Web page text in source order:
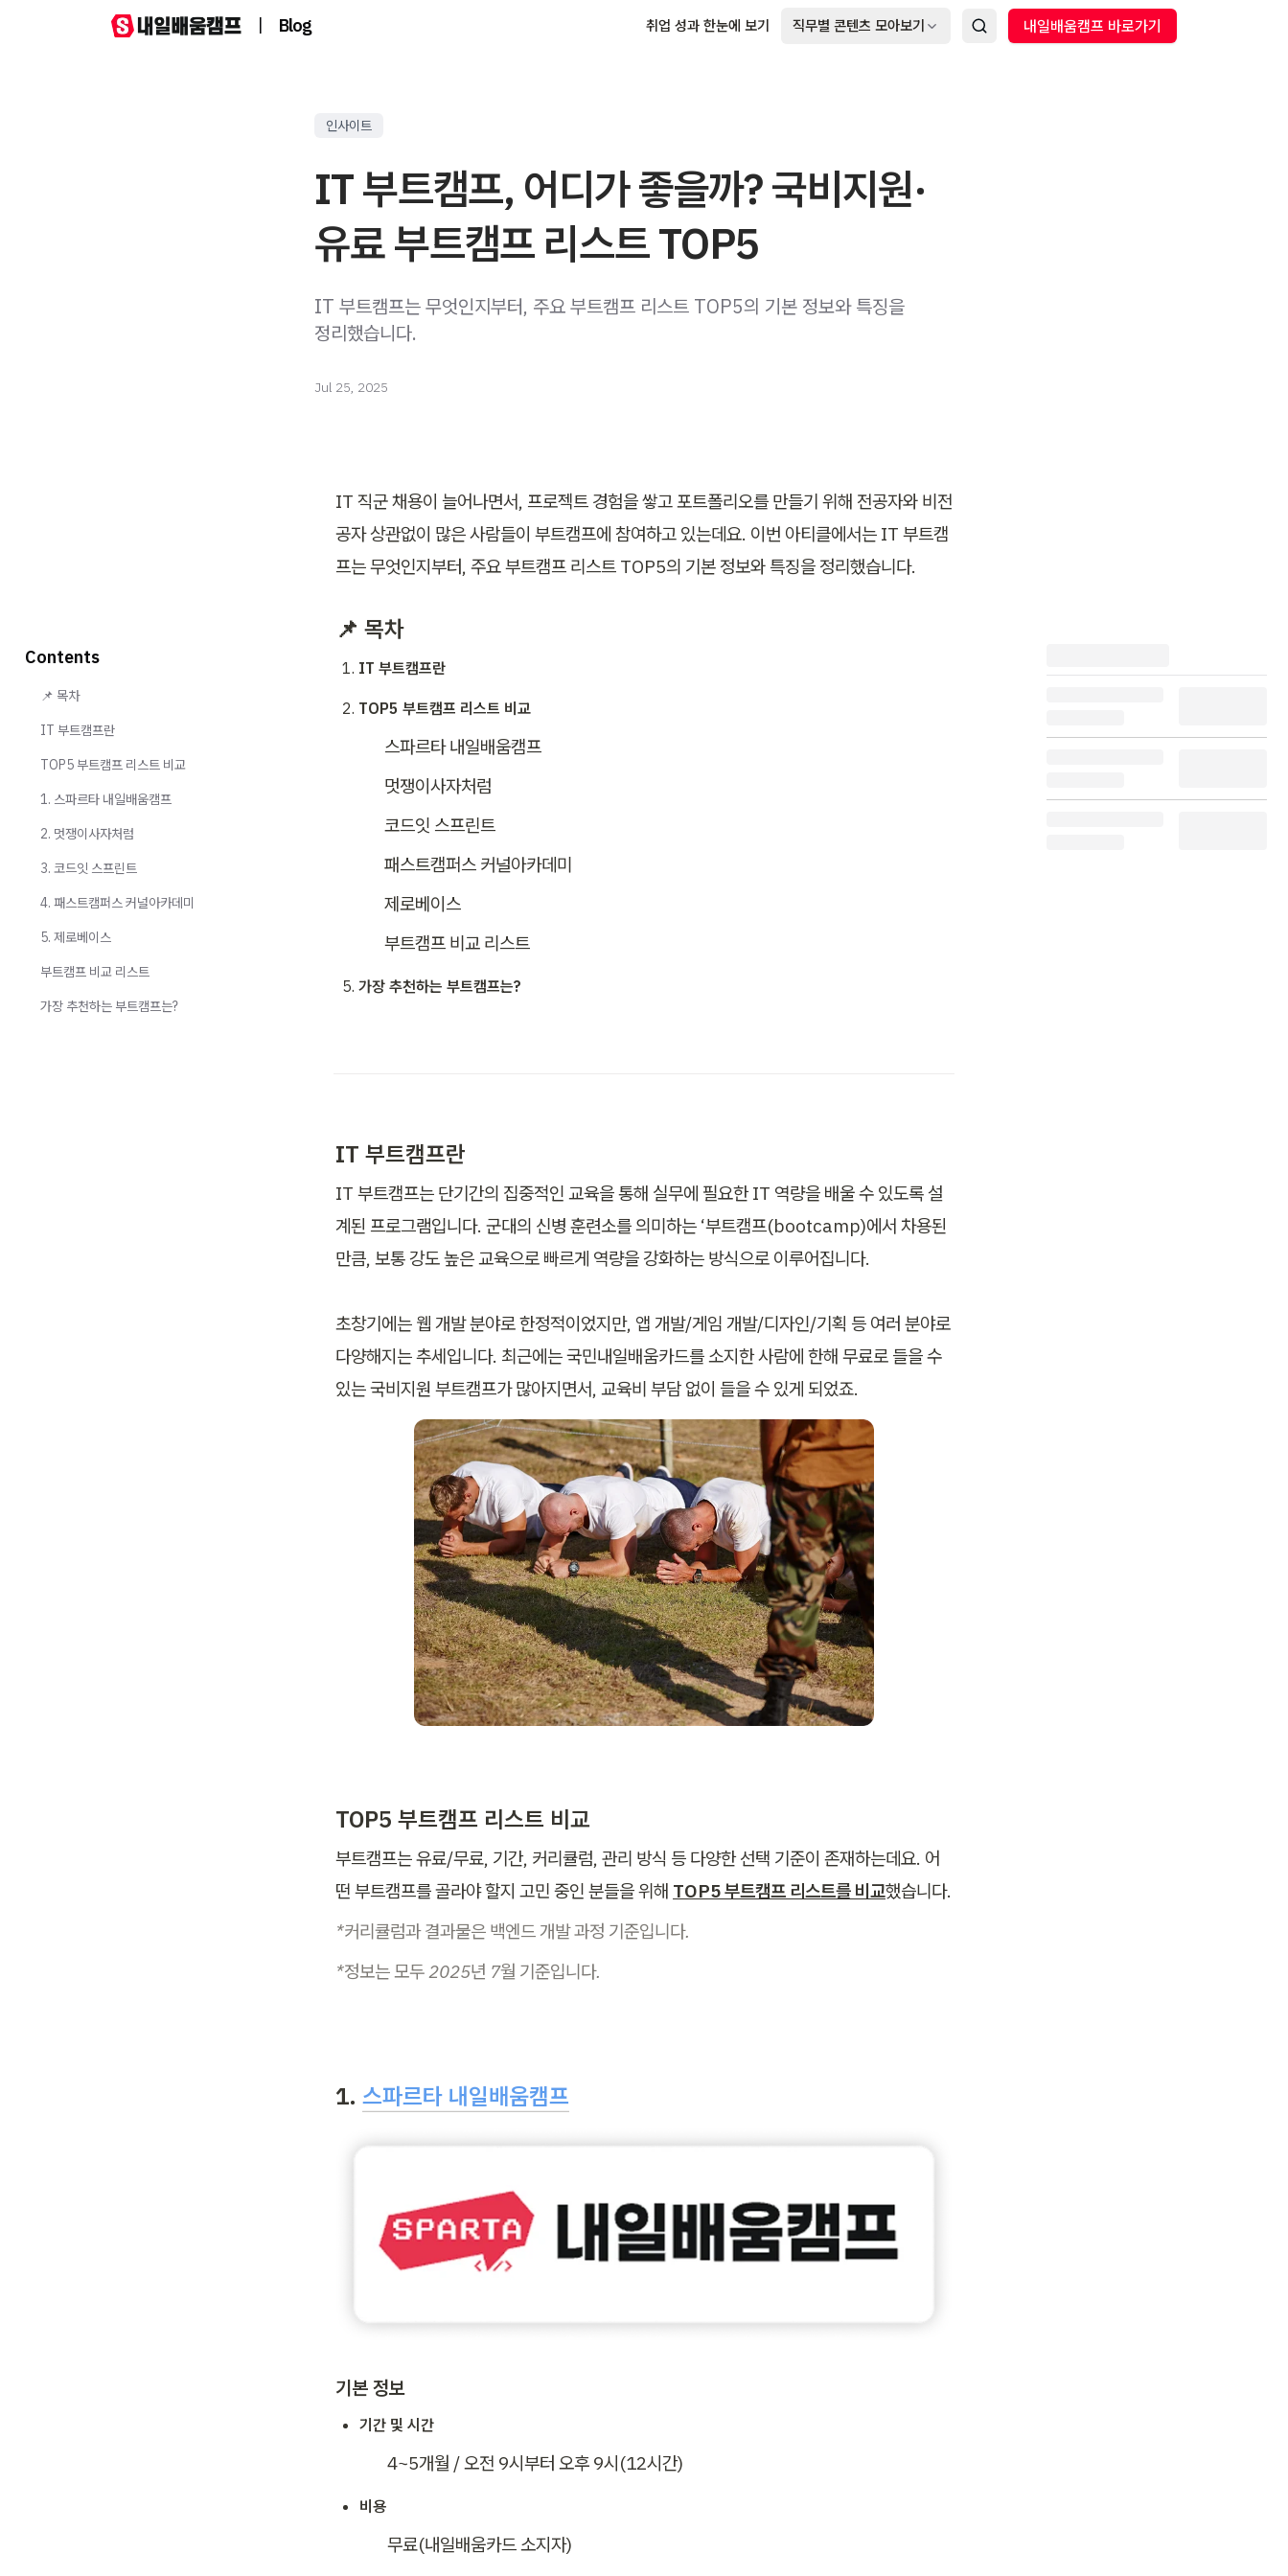
| Blog 취업 성과 한눈에 보기 직무별 콘텐츠 모아보기 내일배움캠프 바로가기
인사이트
IT 부트캠프, 어디가 좋을까? 국비지원·
유료 부트캠프 리스트 TOP5
IT 부트캠프는 무엇인지부터, 주요 부트캠프 리스트 TOP5의 기본 정보와 특징을
정리했습니다.
Jul 25, 2025
IT 직군 채용이 늘어나면서, 프로젝트 경험을 쌓고 포트폴리오를 만들기 위해 전공자와 비전
공자 상관없이 많은 사람들이 부트캠프에 참여하고 있는데요. 이번 아티클에서는 IT 부트캠
프는 무엇인지부터, 주요 부트캠프 리스트 TOP5의 기본 정보와 특징을 정리했습니다.
📌 목차
IT 부트캠프란
TOP5 부트캠프 리스트 비교
스파르타 내일배움캠프
멋쟁이사자처럼
코드잇 스프린트
패스트캠퍼스 커널아카데미
제로베이스
부트캠프 비교 리스트
가장 추천하는 부트캠프는?
IT 부트캠프란
IT 부트캠프는 단기간의 집중적인 교육을 통해 실무에 필요한 IT 역량을 배울 수 있도록 설
계된 프로그램입니다. 군대의 신병 훈련소를 의미하는 ‘부트캠프(bootcamp)에서 차용된
만큼, 보통 강도 높은 교육으로 빠르게 역량을 강화하는 방식으로 이루어집니다.
초창기에는 웹 개발 분야로 한정적이었지만, 앱 개발/게임 개발/디자인/기획 등 여러 분야로
다양해지는 추세입니다. 최근에는 국민내일배움카드를 소지한 사람에 한해 무료로 들을 수
있는 국비지원 부트캠프가 많아지면서, 교육비 부담 없이 들을 수 있게 되었죠.
TOP5 부트캠프 리스트 비교
부트캠프는 유료/무료, 기간, 커리큘럼, 관리 방식 등 다양한 선택 기준이 존재하는데요. 어
떤 부트캠프를 골라야 할지 고민 중인 분들을 위해 TOP5 부트캠프 리스트를 비교
*커리큘럼과 결과물은 백엔드 개발 과정 기준입니다.
*정보는 모두 2025년 7월 기준입니다.
1. 스파르타 내일배움캠프
기본 정보
기간 및 시간
4~5개월 / 오전 9시부터 오후 9시(12시간)
비용
무료(내일배움카드 소지자)
Contents
📌 목차
IT 부트캠프란
TOP5 부트캠프 리스트 비교
1. 스파르타 내일배움캠프
2. 멋쟁이사자처럼
3. 코드잇 스프린트
4. 패스트캠퍼스 커널아카데미
5. 제로베이스
부트캠프 비교 리스트
가장 추천하는 부트캠프는?